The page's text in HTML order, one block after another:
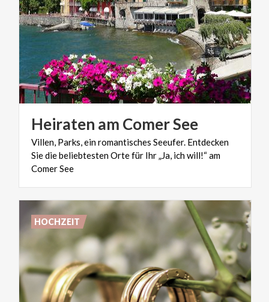
Heiraten am ComerSee
Villen, Parks, ein romantisches Seeufer. Entdecken
Sie die beliebtesten Orte für Ihr „Ja, ich will!“ am
Comer See
HOCHZEIT